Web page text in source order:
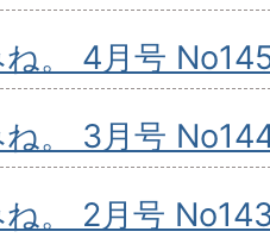
。 4月号
。 3月号
。 2月号